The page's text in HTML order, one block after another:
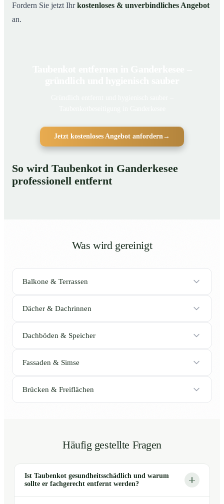
Fordern Sie jetzt Ihrkostenloses & unverbindliches Angebot
an.
Jetzt kostenloses Angebot anfordern→
So wird Taubenkot in Ganderkesee
professionell entfernt
Was wird gereinigt
Balkone & Terrassen
Dächer & Dachrinnen
Dachböden & Speicher
Fassaden & Simse
Brücken & Freiflächen
Häufig gestellte Fragen
Ist Taubenkot gesundheitsschädlich und warum
sollte er fachgerecht entfernt werden?